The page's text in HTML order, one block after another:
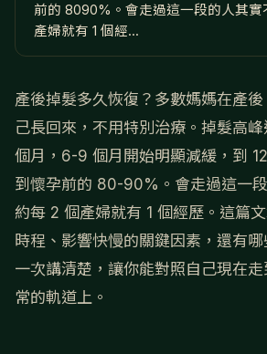
前的 8090%。會走過這一段的人其實
產婦就有 1 個經...
產後掉髮多久恢復？多數媽媽在產
己長回來，不用特別治療。掉髮高
個月，6-9 個月開始明顯減緩，到
到懷孕前的 80-90%。會走過這一
約每 2 個產婦就有 1 個經歷。這篇
時程、影響快慢的關鍵因素，還有
一次講清楚，讓你能對照自己現在
常的軌道上。